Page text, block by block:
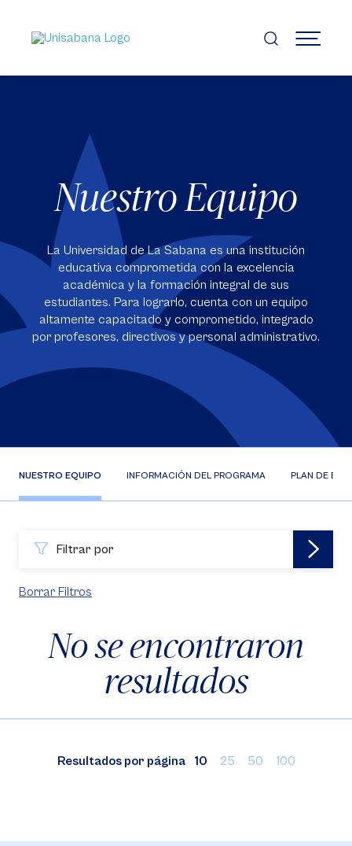
contenido
principal
MENÚ
Nuestro Equipo
La Universidad de La Sabana es una institución
educativa comprometida con la excelencia
académica y la formación integral de sus
estudiantes. Para lograrlo, cuenta con un equipo
altamente capacitado y comprometido, integrado
por profesores, directivos y personal administrativo.
NUESTRO EQUIPO INFORMACIÓN DEL PROGRAMA PLAN DE
Filtrar por
Borrar Filtros
No se encontraron
resultados
Resultados por página 10 25 50 100